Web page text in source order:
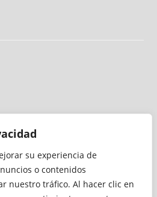
su experiencia de
o contenidos
nuestro tráfico. Al hacer clic en
por